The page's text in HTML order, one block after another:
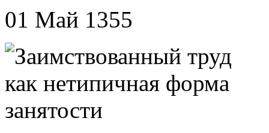
01 Май 1355